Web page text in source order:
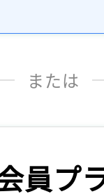
または
員プ